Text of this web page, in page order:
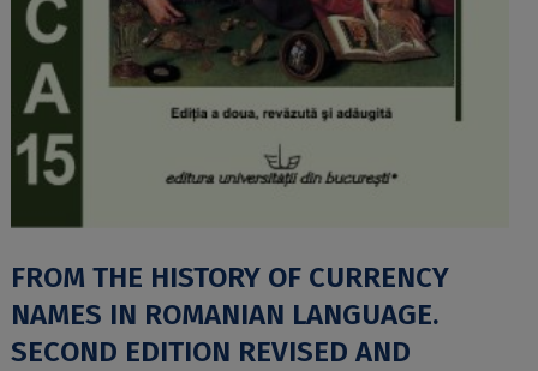
FROM THE HISTORY OF CURRENCY
NAMES IN ROMANIAN LANGUAGE.
SECOND EDITION REVISED AND